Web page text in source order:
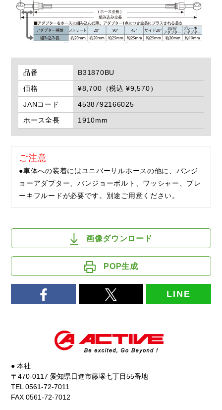
品番
B31870BU
価格
¥8,700（税込 ¥9,570）
JANコード
4538792166025
ホース全長
1910mm
ご注意
●車体への装着にはユニバーサルホースの他に、バンジ
ョーアダプター、バンジョーボルト、ワッシャー、ブレ
ーキフルードが必要です。別途ご用意ください。
画像ダウンロード
POP生成
LINE
● 本社
〒470-0117 愛知県日進市藤塚七丁目55番地
TEL 0561-72-7011
FAX 0561-72-7012